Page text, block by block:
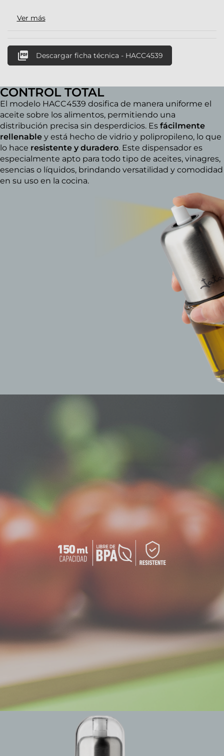
Ver más
 Descargar ficha técnica - HACC4539
CONTROL TOTAL
El modelo HACC4539 dosifica de manera uniforme el
aceite sobre los alimentos, permitiendo una
distribución precisa sin desperdicios. Es fácilmente
rellenable y está hecho de vidrio y polipropileno, lo que
lo hace resistente y duradero. Este dispensador es
especialmente apto para todo tipo de aceites, vinagres,
esencias o líquidos, brindando versatilidad y comodidad
en su uso en la cocina.